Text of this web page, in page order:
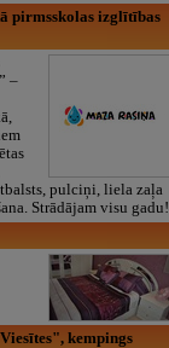
pirmsskolas izglītības
–
pulciņi, liela zaļa
Strādājam visu gadu!
kempings